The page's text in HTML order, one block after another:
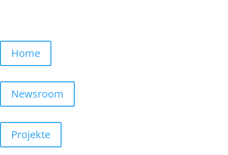
Home
Newsroom
Projekte